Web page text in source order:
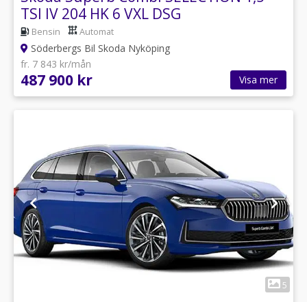
TSI IV 204 HK 6 VXL DSG
Bensin Automat
Söderbergs Bil Skoda Nyköping
fr. 7 843 kr/mån
487 900 kr Visa mer
5